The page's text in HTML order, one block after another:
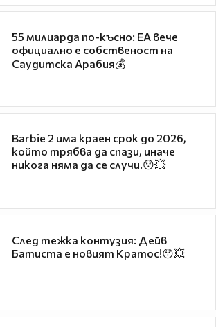
55 милиарда по-късно: EA вече
официално е собственост на
Саудитска Арабия💰
Barbie 2 има краен срок до 2026,
който трябва да спази, иначе
никога няма да се случи.😯💥
След тежка контузия: Дейв
Батиста е новият Кратос!😯💥